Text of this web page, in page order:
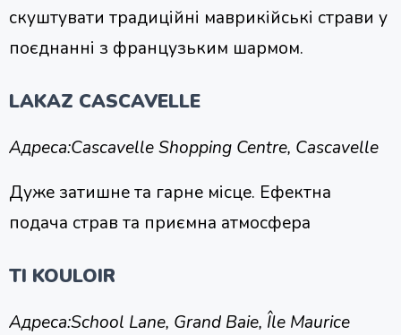
скуштувати традиційні маврикійські страви у
поєднанні з французьким шармом.
LAKAZ CASCAVELLE
Адреса:Cascavelle Shopping Centre, Cascavelle
Дуже затишне та гарне місце. Ефектна
подача страв та приємна атмосфера
TI KOULOIR
Адреса:School Lane, Grand Baie, Île Maurice